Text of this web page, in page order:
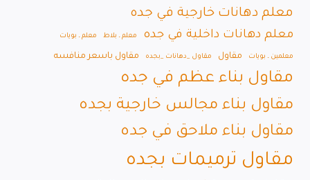
معلم دهانات خارجية في جده
معلم دهانات داخلية في جده معلم ـ بلاط معلم ـ بويات
معلمين ـ بويات مقاول مقاول _دهانات _بجده مقاول باسعر منافسه
مقاول بناء عظم في جده
مقاول بناء مجالس خارجية بجده
مقاول بناء ملاحق في جده
مقاول ترميمات بجده